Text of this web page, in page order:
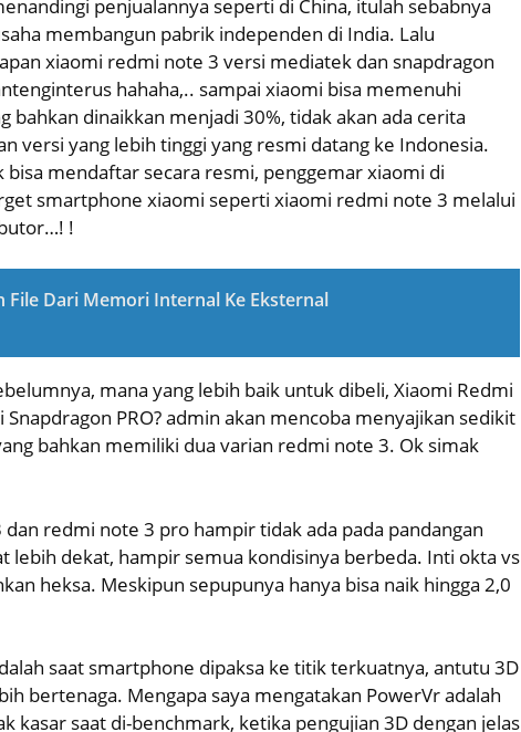
penjualannya seperti di China, itulah sebabnya
membangun pabrik independen di India. Lalu
xiaomi redmi note 3 versi mediatek dan snapdragon
hahaha,.. sampai xiaomi bisa memenuhi
bahkan dinaikkan menjadi 30%, tidak akan ada cerita
versi yang lebih tinggi yang resmi datang ke Indonesia.
mendaftar secara resmi, penggemar xiaomi di
smartphone xiaomi seperti xiaomi redmi note 3 melalui
!
File Dari Memori Internal Ke Eksternal
mana yang lebih baik untuk dibeli, Xiaomi Redmi
PRO? admin akan mencoba menyajikan sedikit
bahkan memiliki dua varian redmi note 3. Ok simak
redmi note 3 pro hampir tidak ada pada pandangan
lebih dekat, hampir semua kondisinya berbeda. Inti okta vs
heksa. Meskipun sepupunya hanya bisa naik hingga 2,0
saat smartphone dipaksa ke titik terkuatnya, antutu 3D
bertenaga. Mengapa saya mengatakan PowerVr adalah
kasar saat di-benchmark, ketika pengujian 3D dengan jelas